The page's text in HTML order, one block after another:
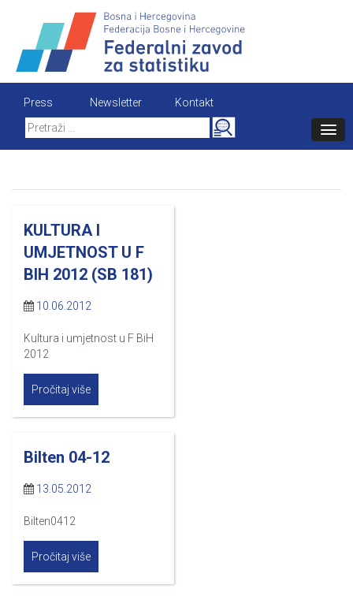
content
Press Newsletter
Kontakt
Search
for:
KULTURA I
UMJETNOST U F
BIH 2012 (SB 181)
10.06.2012
Kultura i umjetnost u F BiH
2012
Pročitaj više
Bilten 04-12
13.05.2012
Bilten0412
Pročitaj više